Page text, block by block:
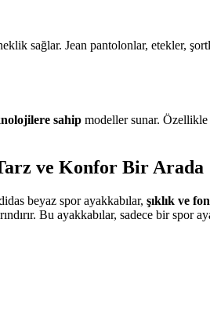
sağlar. Jean pantolonlar, etekler,
sahip modeller sunar.
ve Konfor Bir Arada
beyaz spor ayakkabılar, şıklık ve
Bu ayakkabılar, sadece bir